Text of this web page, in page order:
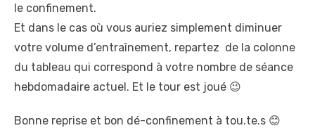
le confinement.
Et dans le cas où vous auriez simplement diminuer
votre volume d’entraînement, repartez de la colonne
du tableau qui correspond à votre nombre de séance
hebdomadaire actuel. Et le tour est joué 😉
Bonne reprise et bon dé-confinement à tou.te.s 😊